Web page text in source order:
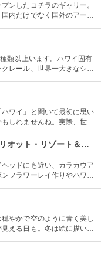
ンしたコチラのギャリー。
内だけでなく国外のアーテ
術の流れを感じる事が出来
評価も。
類以上います。ハワイ固有
レール、世界一大きなシャ
の水槽も人気です。
ワイ」と聞いて最初に思い
しれませんね。実際、世界
、「ハワイに来た！」を実
ワイキキ・ビーチ・マリオット・リゾート＆スパ
ッドにも近い、カラカウア
フラワーレイ作りやハワイ
ト型も買うことができま
やかで空のように青く美し
える日も。冬は絵に描いた
なことでも知られていま